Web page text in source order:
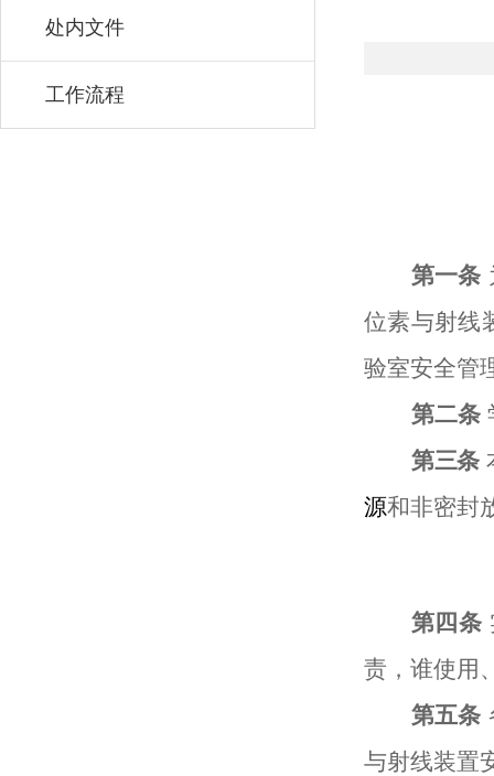
处内文件
工作流程
第一条
位素与射线
验室安全管
第二条
第三条
源和非密封
第四条
责，谁使用
第五条
与射线装置